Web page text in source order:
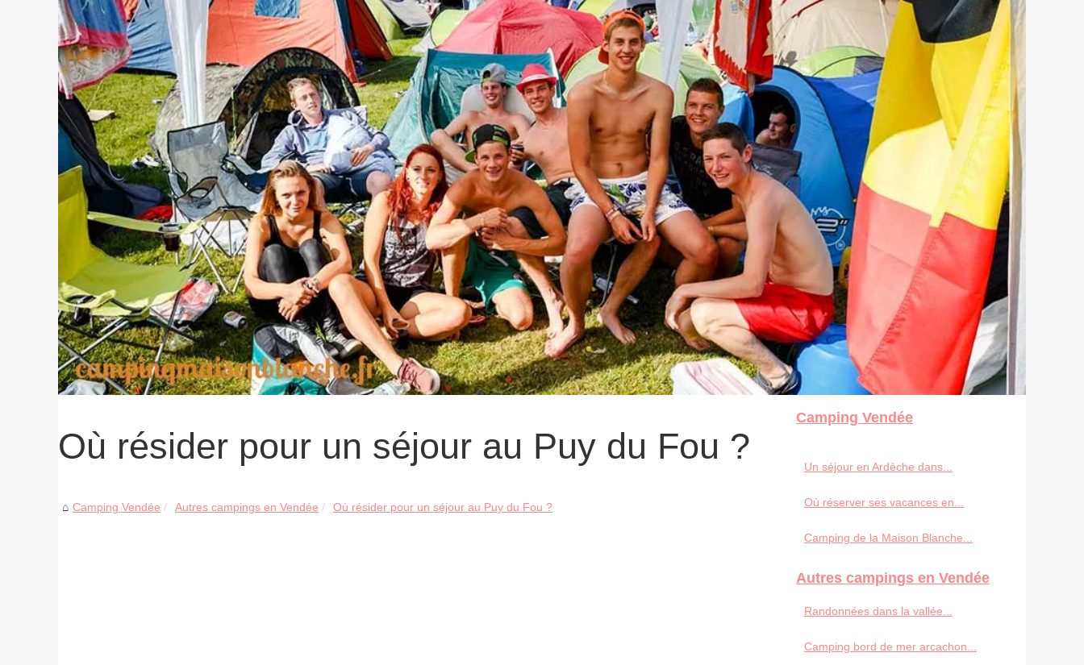
Où résider pour un séjour au Puy du Fou ?
Camping Vendée Autres campings en Vendée Où résider pour un séjour au Puy du Fou ?
Camping Vendée
Un séjour en Ardèche dans...
Où réserver ses vacances en...
Camping de la Maison Blanche...
Autres campings en Vendée
Randonnées dans la vallée...
Camping bord de mer arcachon...